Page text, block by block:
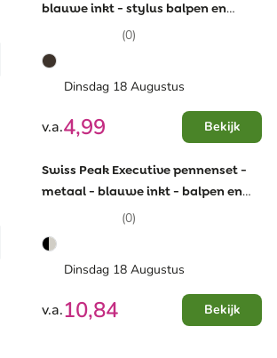
blauwe inkt - stylus balpen en
stylus rollerbalpen -
geschenkverpakking
(0)
Dinsdag 18 Augustus
v.a.4,99 Bekijk
Swiss Peak Executive pennenset -
metaal - blauwe inkt - balpen en
stylus rollerbalpen -
geschenkverpakking
(0)
Dinsdag 18 Augustus
v.a.10,84 Bekijk